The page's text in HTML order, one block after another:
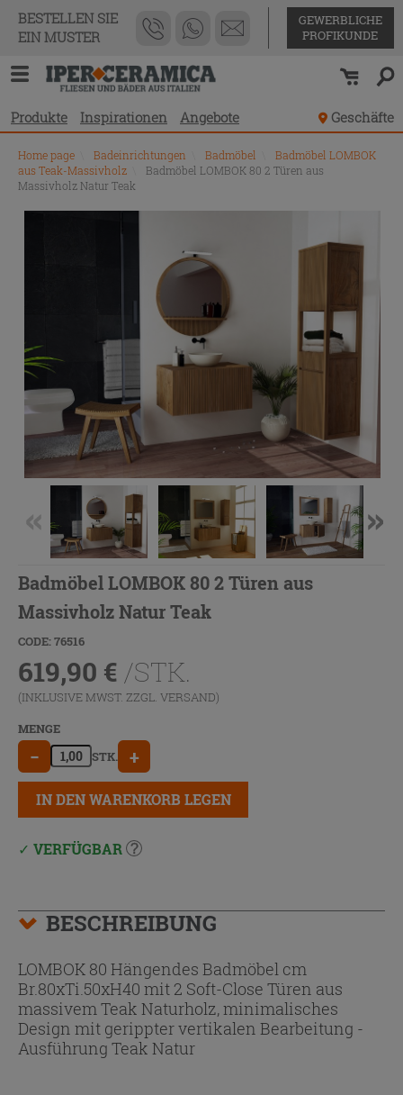
BESTELLEN SIE
EIN MUSTER
GEWERBLICHE
PROFIKUNDE
Produkte Inspirationen Angebote Geschäfte
Home page Badeinrichtungen Badmöbel
Badmöbel LOMBOK
aus Teak-Massivholz
Badmöbel LOMBOK 80 2 Türen aus
Massivholz Natur Teak
Badmöbel LOMBOK 80 2 Türen aus
Massivholz Natur Teak
CODE: 76516
619,90 € /STK.
(INKLUSIVE MWST. ZZGL. VERSAND)
MENGE
− STK. +
IN DEN WARENKORB LEGEN
VERFÜGBAR
BESCHREIBUNG
LOMBOK 80 Hängendes Badmöbel cm
Br.80xTi.50xH40 mit 2 Soft-Close Türen aus
massivem Teak Naturholz, minimalisches
Design mit gerippter vertikalen Bearbeitung -
Ausführung Teak Natur